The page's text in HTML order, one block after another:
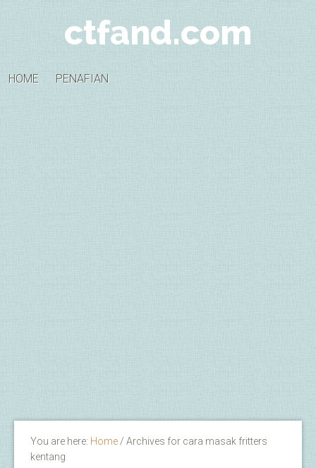
ctfand.com
HOME PENAFIAN
You are here: Home / Archives for cara masak fritters
kentang